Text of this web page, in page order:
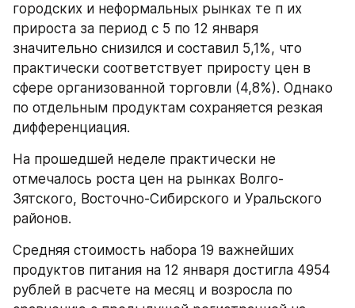
городских и неформальных рынках те п их
прироста за период с 5 по 12 января
значительно снизился и составил 5,1%, что
практически соответствует приросту цен в
сфере организованной торговли (4,8%). Однако
по отдельным продуктам сохраняется резкая
дифференциация.
На прошедшей неделе практически не
отмечалось роста цен на рынках Волго-
Зятского, Восточно-Сибирского и Уральского
районов.
Средняя стоимость набора 19 важнейших
продуктов питания на 12 января достигла 4954
рублей в расчете на месяц и возросла по